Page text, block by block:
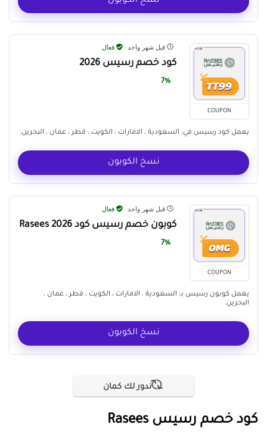
COUPON
قبل شهر واحد فعال
كود خصم رسيس 2026
7%
يعمل كود رسيس في: السعودية ، الامارات ، الكويت ، قطر ، عمان ، البحرين.
نسخ الكوبون
COUPON
قبل شهر واحد فعال
كوبون خصم رسيس كود Rasees 2026
7%
يعمل كوبون رسيس بـ: السعودية ، الامارات ، الكويت ، قطر ، عمان ،
البحرين.
نسخ الكوبون
ندور لك كمان
كود خصم رسيس Rasees